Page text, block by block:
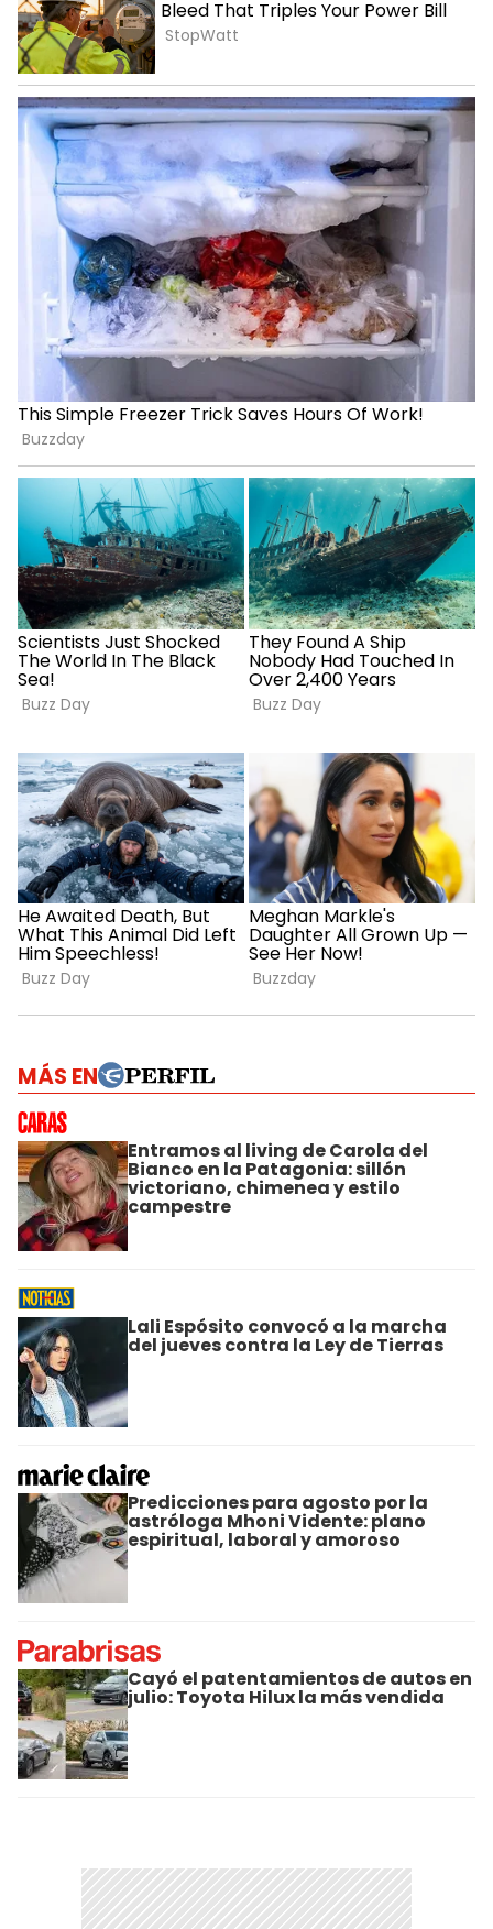
MÁS EN
Entramos al living de Carola del
Bianco en la Patagonia: sillón
victoriano, chimenea y estilo
campestre
Lali Espósito convocó a la marcha
del jueves contra la Ley de Tierras
Predicciones para agosto por la
astróloga Mhoni Vidente: plano
espiritual, laboral y amoroso
Cayó el patentamientos de autos en
julio: Toyota Hilux la más vendida